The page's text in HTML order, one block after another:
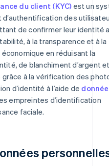
du client (KYC) est un
des
de confirmer leur identité
à la transparence et à la
en réduisant la
de blanchiment d’argent
à la vérification des
d’identité à l’aide de
empreintes d’identification
faciale.